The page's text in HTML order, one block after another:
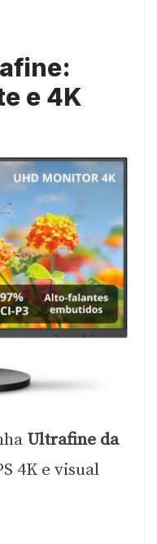
e 4K
Ultrafine da
4K e visual